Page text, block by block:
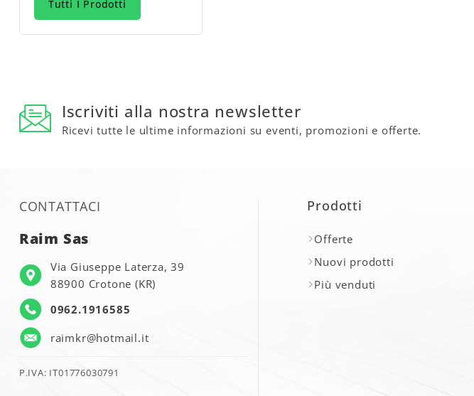
Tutti I Prodotti
Iscriviti alla nostra newsletter
Ricevi tutte le ultime informazioni su eventi, promozioni e offerte.
CONTATTACI
Raim Sas
Via Giuseppe Laterza, 39
88900 Crotone (KR)
0962.1916585
raimkr@hotmail.it
P.IVA: IT01776030791
Prodotti
Offerte
Nuovi prodotti
Più venduti